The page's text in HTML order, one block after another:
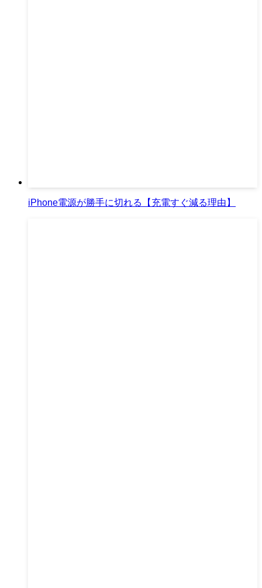
iPhone電源が勝手に切れる【充電すぐ減る理由】